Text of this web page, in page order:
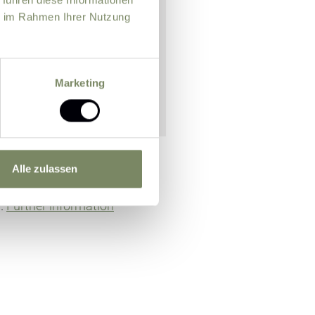
Rahmen Ihrer Nutzung
Marketing
Alle zulassen
officer for the purpose of
Further information